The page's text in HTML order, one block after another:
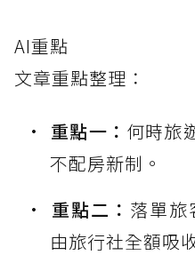
AI重點
文章重點整理：
重點一： 何時旅
不配房新制。
重點二： 落單旅
由旅行社全額吸